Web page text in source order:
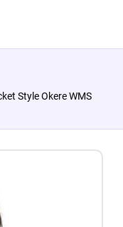
Style Okere WMS